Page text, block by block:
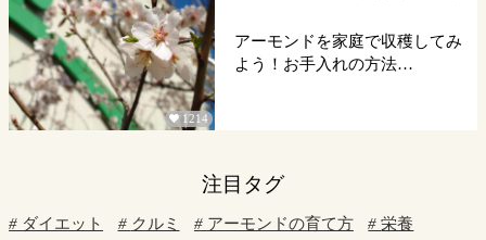
 1214
アーモンドを家庭で収穫してみ
よう！お手入れの方法…
注目タグ
ダイエット クルミ アーモンドの育て方
栄養